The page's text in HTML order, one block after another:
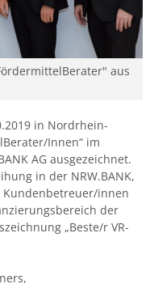
aus
in Nordrhein-
Innen“ im
AG ausgezeichnet.
in der NRW.BANK,
Kundenbetreuer/innen
der
„Beste/r VR-